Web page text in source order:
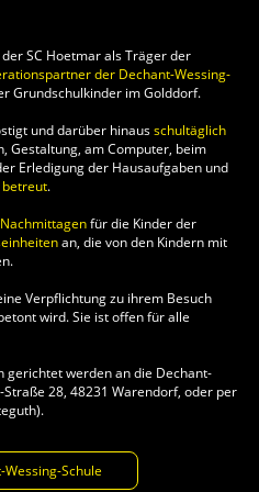
SC Hoetmar alsTräger der
der Dechant-Wessing-
Grundschulkinder im Golddorf.
und darüber hinausschultäglich
Gestaltung, am Computer, beim
Erledigung der Hausaufgaben und
.
für die Kinder der
an, die von den Kindern mit
Verpflichtung zu ihrem Besuch
wird. Sie ist offen für alle
gerichtet werden an die Dechant-
28, 48231 Warendorf, oder per
Schule